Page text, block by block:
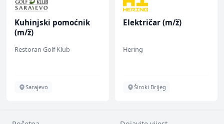
Kuhinjski pomoćnik
(m/ž)
Restoran Golf Klub
Sarajevo
Električar (m/ž)
Hering
Široki Brijeg